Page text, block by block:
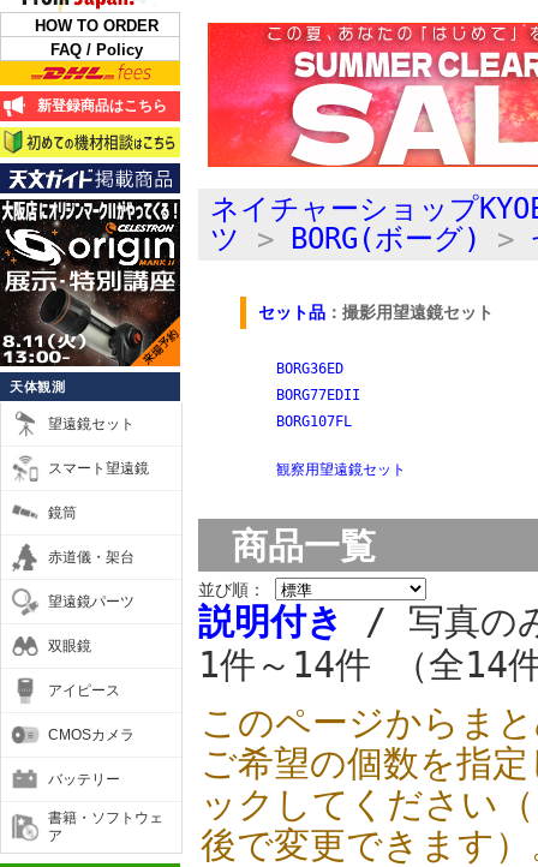
HOW TO ORDER
FAQ / Policy
新登録商品はこちら
天体観測
望遠鏡セット
スマート望遠鏡
鏡筒
赤道儀・架台
望遠鏡パーツ
双眼鏡
アイピース
CMOSカメラ
バッテリー
書籍・ソフトウェ
ア
ネイチャーショップ
ツ
> BORG(ボーグ) >
セット品 ：撮影用望遠鏡セット
BORG36ED
BORG77EDII
BORG107FL
観察用望遠鏡セット
商品一覧
並び順：
説明付き
/ 写真の
1件～14件 （全14
このページからま
ご希望の個数を指
ックしてください
後で変更できます